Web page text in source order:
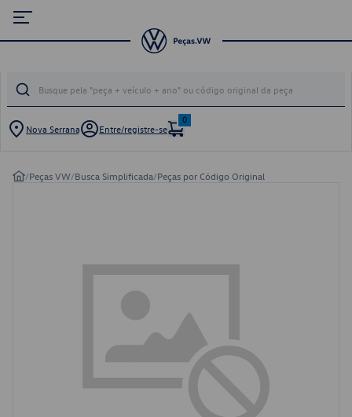
Nova Serrana Entre/registre-se
0
/Peças VW/Busca Simplificada/Peças por Código Original